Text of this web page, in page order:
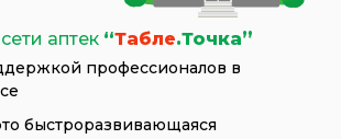
аптек “Табле.Точка”
профессионалов в
быстроразвивающаяся